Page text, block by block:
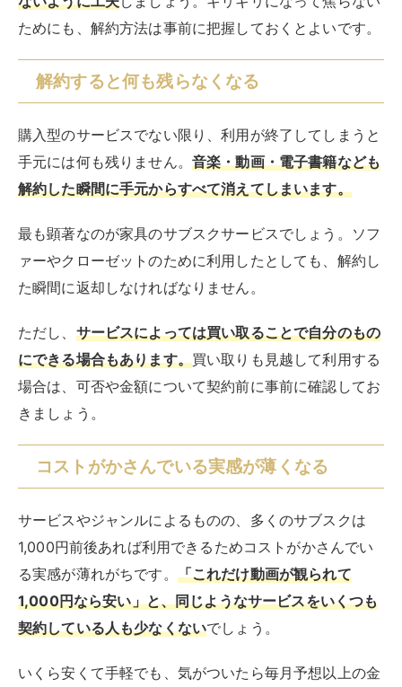
1,000円前後あれば利用できるためコストがかさんでい
る実感が薄れがちです。「これだけ動画が観られて
1,000円なら安い」と、同じようなサービスをいくつも
契約している人も少なくないでしょう。
いくら安くて手軽でも、気がついたら毎月予想以上の金
額を支払っていることも考えられます。サブスクによっ
て生活費やほかの趣味に使うお金が圧迫されないよう
サブスクの代表的なサービス例
ここでは、サブスクの代表的なサービス例を紹介しま
す。
音楽配信サービス